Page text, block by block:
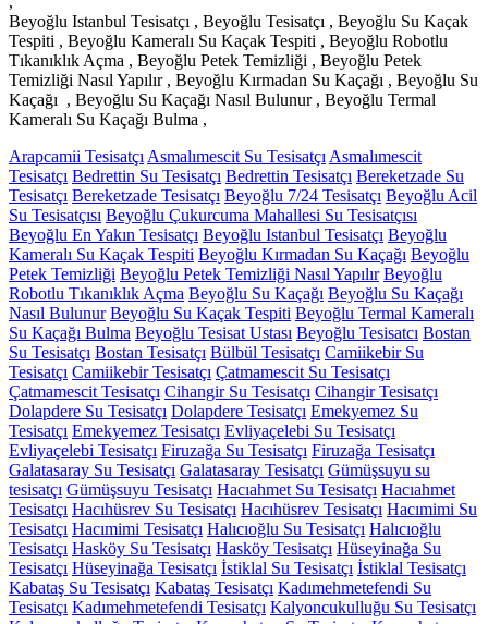
Beyoğlu Istanbul Tesisatçı , Beyoğlu Tesisatçı , Beyoğlu Su Kaçak
Tespiti , Beyoğlu Kameralı Su Kaçak Tespiti , Beyoğlu Robotlu
Tıkanıklık Açma , Beyoğlu Petek Temizliği , Beyoğlu Petek
Temizliği Nasıl Yapılır , Beyoğlu Kırmadan Su Kaçağı , Beyoğlu Su
Kaçağı , Beyoğlu Su Kaçağı Nasıl Bulunur , Beyoğlu Termal
Kameralı Su Kaçağı Bulma ,
Arapcamii Tesisatçı Asmalımescit Su Tesisatçı Asmalımescit
Tesisatçı Bedrettin Su Tesisatçı Bedrettin Tesisatçı Bereketzade Su
Tesisatçı Bereketzade Tesisatçı Beyoğlu 7/24 Tesisatçı Beyoğlu Acil
Su Tesisatçısı Beyoğlu Çukurcuma Mahallesi Su Tesisatçısı
Beyoğlu En Yakın Tesisatçı Beyoğlu Istanbul Tesisatçı Beyoğlu
Kameralı Su Kaçak Tespiti Beyoğlu Kırmadan Su Kaçağı Beyoğlu
Petek Temizliği Beyoğlu Petek Temizliği Nasıl Yapılır Beyoğlu
Robotlu Tıkanıklık Açma Beyoğlu Su Kaçağı Beyoğlu Su Kaçağı
Nasıl Bulunur Beyoğlu Su Kaçak Tespiti Beyoğlu Termal Kameralı
Su Kaçağı Bulma Beyoğlu Tesisat Ustası Beyoğlu Tesisatcı Bostan
Su Tesisatçı Bostan Tesisatçı Bülbül Tesisatçı Camiikebir Su
Tesisatçı Camiikebir Tesisatçı Çatmamescit Su Tesisatçı
Çatmamescit Tesisatçı Cihangir Su Tesisatçı Cihangir Tesisatçı
Dolapdere Su Tesisatçı Dolapdere Tesisatçı Emekyemez Su
Tesisatçı Emekyemez Tesisatçı Evliyaçelebi Su Tesisatçı
Evliyaçelebi Tesisatçı Firuzağa Su Tesisatçı Firuzağa Tesisatçı
Galatasaray Su Tesisatçı Galatasaray Tesisatçı Gümüşsuyu su
tesisatçı Gümüşsuyu Tesisatçı Hacıahmet Su Tesisatçı Hacıahmet
Tesisatçı Hacıhüsrev Su Tesisatçı Hacıhüsrev Tesisatçı Hacımimi Su
Tesisatçı Hacımimi Tesisatçı Halıcıoğlu Su Tesisatçı Halıcıoğlu
Tesisatçı Hasköy Su Tesisatçı Hasköy Tesisatçı Hüseyinağa Su
Tesisatçı Hüseyinağa Tesisatçı İstiklal Su Tesisatçı İstiklal Tesisatçı
Kabataş Su Tesisatçı Kabataş Tesisatçı Kadımehmetefendi Su
Tesisatçı Kadımehmetefendi Tesisatçı Kalyoncukulluğu Su Tesisatçı